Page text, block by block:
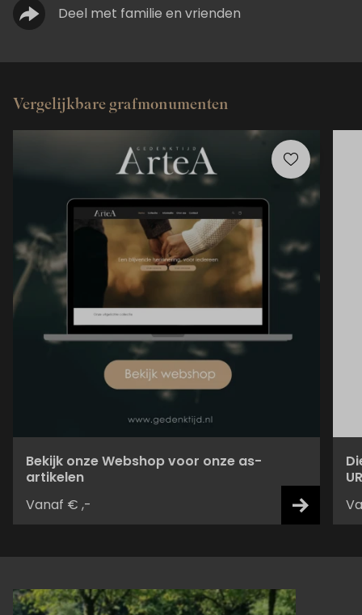
Deel met familie en vrienden
Vergelijkbare grafmonumenten
Bekijk onze Webshop voor onze as-
artikelen
Vanaf € ,-